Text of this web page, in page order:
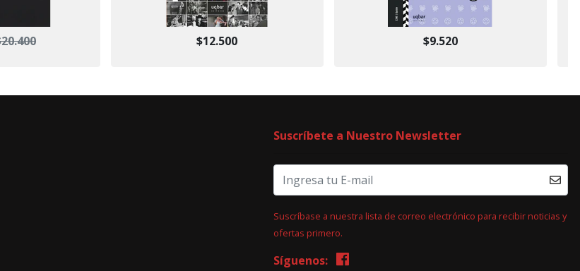
$12.500 $9.520
Suscríbete a Nuestro Newsletter
Suscríbase a nuestra lista de correo electrónico para recibir noticias y
ofertas primero.
Síguenos: